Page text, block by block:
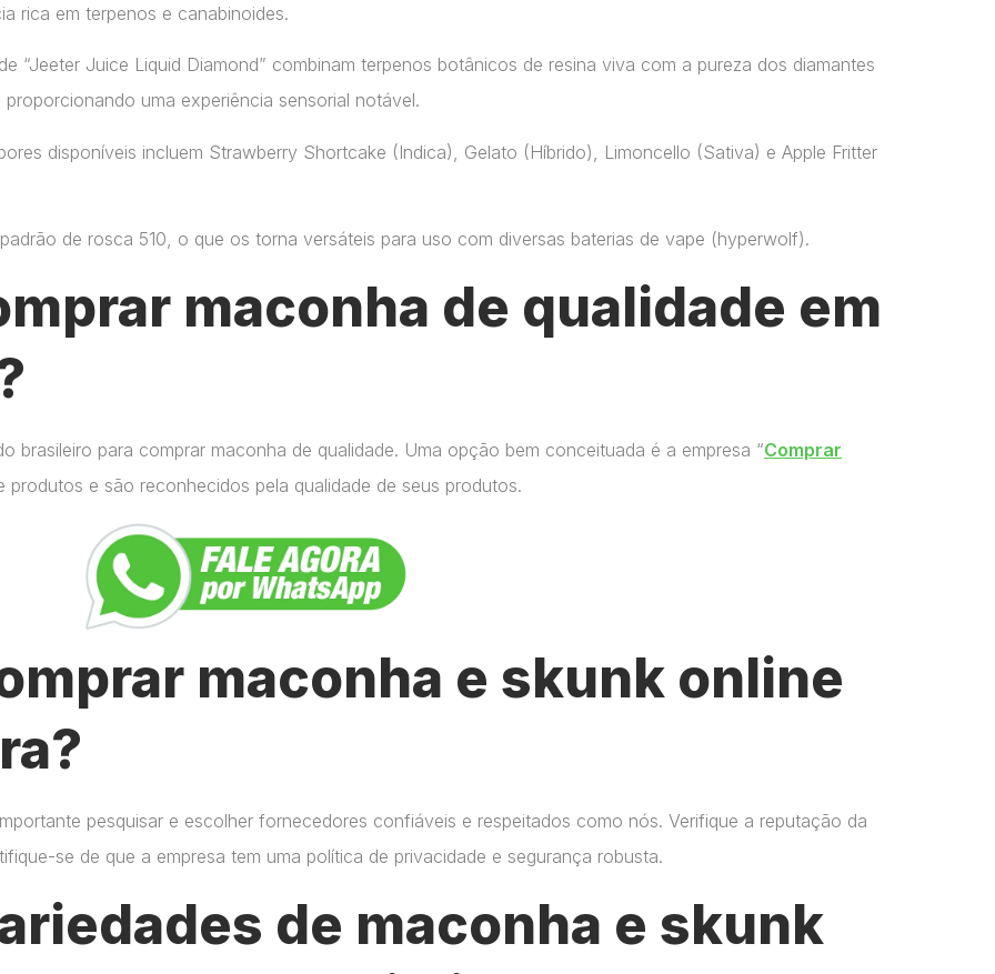
rica em terpenos e canabinoides.
“Jeeter Juice Liquid Diamond” combinam terpenos botânicos de resina viva com a pureza dos diamantes
proporcionando uma experiência sensorial notável.
disponíveis incluem Strawberry Shortcake (Indica), Gelato (Híbrido), Limoncello (Sativa) e Apple Fritter
de rosca 510, o que os torna versáteis para uso com diversas baterias de vape​ (hyperwolf)​.
maconha de qualidade em
brasileiro para comprar maconha de qualidade. Uma opção bem conceituada é a empresa “Comprar
produtos e são reconhecidos pela qualidade de seus produtos.
maconha e skunk online
pesquisar e escolher fornecedores confiáveis e respeitados como nós. Verifique a reputação da
se de que a empresa tem uma política de privacidade e segurança robusta.
de maconha e skunk